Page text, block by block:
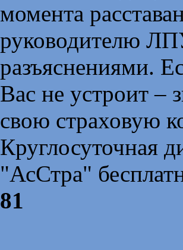
момента
руководителю
разъяснениями.
Вас не устроит –
свою страховую
Круглосуточная
"АсСтра"
81